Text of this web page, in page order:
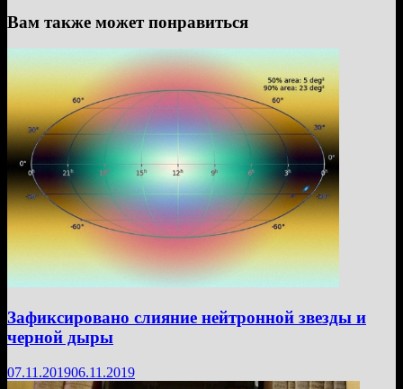
Вам также может понравиться
Зафиксировано слияние нейтронной звезды и
черной дыры
07.11.201906.11.2019